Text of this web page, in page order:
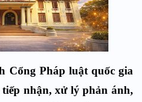
Cổng Pháp luật quốc gia
nhận, xử lý phản ánh,